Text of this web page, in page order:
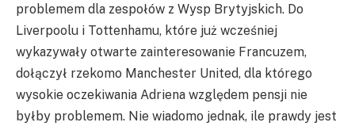
problemem dla zespołów z Wysp Brytyjskich. Do
Liverpoolu i Tottenhamu, które już wcześniej
wykazywały otwarte zainteresowanie Francuzem,
dołączył rzekomo Manchester United, dla którego
wysokie oczekiwania Adriena względem pensji nie
byłby problemem. Nie wiadomo jednak, ile prawdy jest